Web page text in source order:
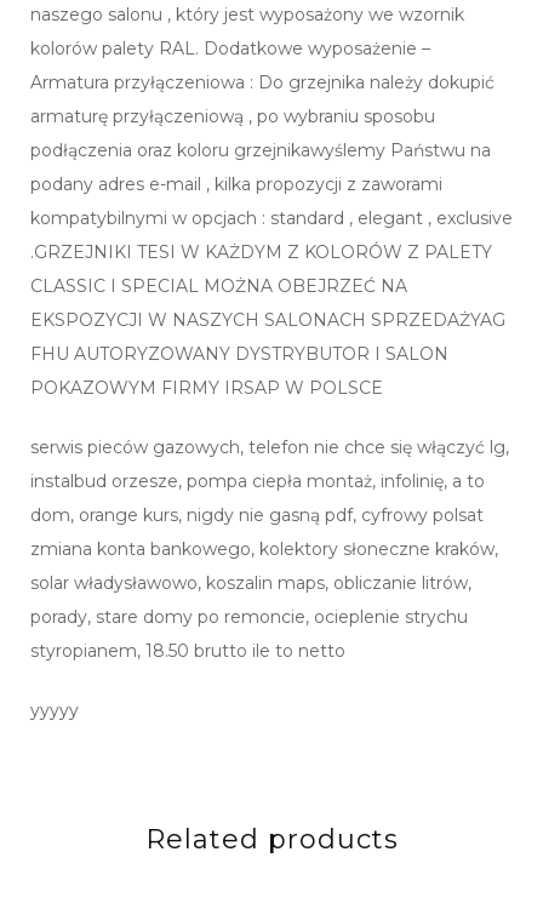
naszego salonu , który jest wyposażony we wzornik
kolorów palety RAL. Dodatkowe wyposażenie –
Armatura przyłączeniowa : Do grzejnika należy dokupić
armaturę przyłączeniową , po wybraniu sposobu
podłączenia oraz koloru grzejnikawyślemy Państwu na
podany adres e-mail , kilka propozycji z zaworami
kompatybilnymi w opcjach : standard , elegant , exclusive
.GRZEJNIKI TESI W KAŻDYM Z KOLORÓW Z PALETY
CLASSIC I SPECIAL MOŻNA OBEJRZEĆ NA
EKSPOZYCJI W NASZYCH SALONACH SPRZEDAŻYAG
FHU AUTORYZOWANY DYSTRYBUTOR I SALON
POKAZOWYM FIRMY IRSAP W POLSCE
serwis pieców gazowych, telefon nie chce się włączyć lg,
instalbud orzesze, pompa ciepła montaż, infolinię, a to
dom, orange kurs, nigdy nie gasną pdf, cyfrowy polsat
zmiana konta bankowego, kolektory słoneczne kraków,
solar władysławowo, koszalin maps, obliczanie litrów,
porady, stare domy po remoncie, ocieplenie strychu
styropianem, 18.50 brutto ile to netto
yyyyy
Related products